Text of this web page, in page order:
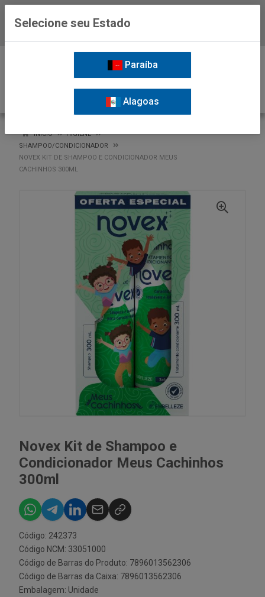
INÍCIO
HIGIENE
SHAMPOO/CONDICIONADOR
NOVEX KIT DE SHAMPOO E CONDICIONADOR MEUS
CACHINHOS 300ML
Novex Kit de Shampoo e
Condicionador Meus Cachinhos
300ml
Código: 242373
Código NCM: 33051000
Código de Barras do Produto: 7896013562306
Código de Barras da Caixa: 7896013562306
Embalagem: Unidade
Selecione seu Estado
Paraíba
Alagoas